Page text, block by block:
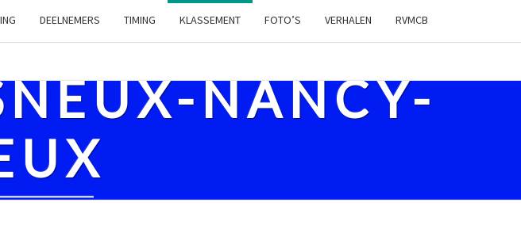
DEELNEMERS TIMING KLASSEMENT FOTO’S VERHALEN RVMCB
NANCY-